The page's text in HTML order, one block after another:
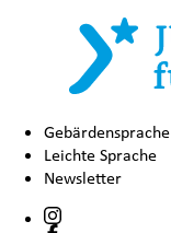
Gebärdensprache
Leichte Sprache
Newsletter